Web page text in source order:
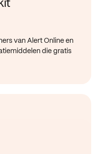
van Alert Online en
die gratis